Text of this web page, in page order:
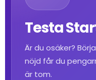
Testa
Är du osäker?
nöjd får du
är tom.